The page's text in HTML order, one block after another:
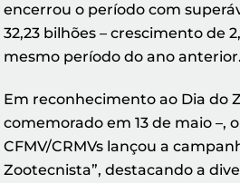
encerrou o período com
32,23 bilhões – crescimento de
mesmo período do ano anterior.
Em reconhecimento ao Dia do
comemorado em 13 de maio –,
CFMV/CRMVs lançou a
Zootecnista”, destacando a